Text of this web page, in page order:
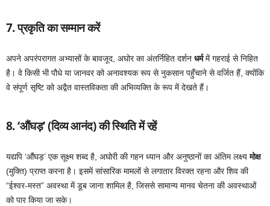
7. प्रकृति का सम्मान करें
अपने अपरंपरागत अभ्यासों के बावजूद, अघोर का अंतर्निहित दर्शन धर्ममें गहराई से निहित
है। वे किसी भी पौधे या जानवर को अनावश्यक रूप से नुकसान पहुँचाने से वर्जित हैं, क्योंकि
वे संपूर्ण सृष्टि को अद्वैत वास्तविकता की अभिव्यक्ति के रूप में देखते हैं।
8. ‘औंघड़’ (दिव्य आनंद) की स्थिति में रहें
यद्यपि ‘औंघड़’ एक सूक्ष्म शब्द है, अघोरी की गहन ध्यान और अनुष्ठानों का अंतिम लक्ष्यमोक्ष
(मुक्ति) प्राप्त करना है। इसमें सांसारिक मामलों से लगातार विरक्त रहना और शिव की
“ईश्वर-मस्त” अवस्था में डूब जाना शामिल है, जिससे सामान्य मानव चेतना की अवस्थाओं
को पार किया जा सके।